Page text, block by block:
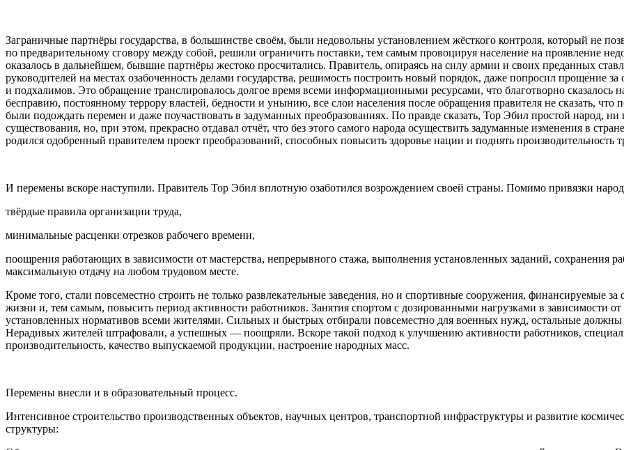
Заграничные партнёры государства, в большинстве своём, были недовольны установлением жёсткого контроля, который не
по предварительному сговору между собой, решили ограничить поставки, тем самым провоцируя население на проявление
оказалось в дальнейшем, бывшие партнёры жестоко просчитались. Правитель, опираясь на силу армии и своих преданных
руководителей на местах озабоченность делами государства, решимость построить новый порядок, даже попросил прощение
и подхалимов. Это обращение транслировалось долгое время всеми информационными ресурсами, что благотворно
бесправию, постоянному террору властей, бедности и унынию, все слои населения после обращения правителя не сказать,
были подождать перемен и даже поучаствовать в задуманных преобразованиях. По правде сказать, Тор Эбил простой народ,
существования, но, при этом, прекрасно отдавал отчёт, что без этого самого народа осуществить задуманные изменения в
родился одобренный правителем проект преобразований, способных повысить здоровье нации и поднять производительность
И перемены вскоре наступили. Правитель Тор Эбил вплотную озаботился возрождением своей страны. Помимо привязки
твёрдые правила организации труда,
минимальные расценки отрезков рабочего времени,
поощрения работающих в зависимости от мастерства, непрерывного стажа, выполнения установленных заданий, сохранения
максимальную отдачу на любом трудовом месте.
Кроме того, стали повсеместно строить не только развлекательные заведения, но и спортивные сооружения, финансируемые
жизни и, тем самым, повысить период активности работников. Занятия спортом с дозированными нагрузками в зависимости
установленных нормативов всеми жителями. Сильных и быстрых отбирали повсеместно для военных нужд, остальные должны
Нерадивых жителей штрафовали, а успешных — поощряли. Вскоре такой подход к улучшению активности работников,
производительность, качество выпускаемой продукции, настроение народных масс.
Перемены внесли и в образовательный процесс.
Интенсивное строительство производственных объектов, научных центров, транспортной инфраструктуры и развитие
структуры: